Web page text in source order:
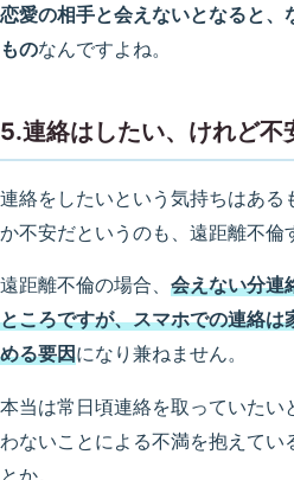
恋愛の相手と会えないとなると、
ものなんですよね。
5.連絡はしたい、けれど不
連絡をしたいという気持ちはある
か不安だというのも、遠距離不倫
遠距離不倫の場合、 会えない分連
ところですが、スマホでの連絡は
める要因になり兼ねません。
本当は常日頃連絡を取っていたい
わないことによる不満を抱えてい